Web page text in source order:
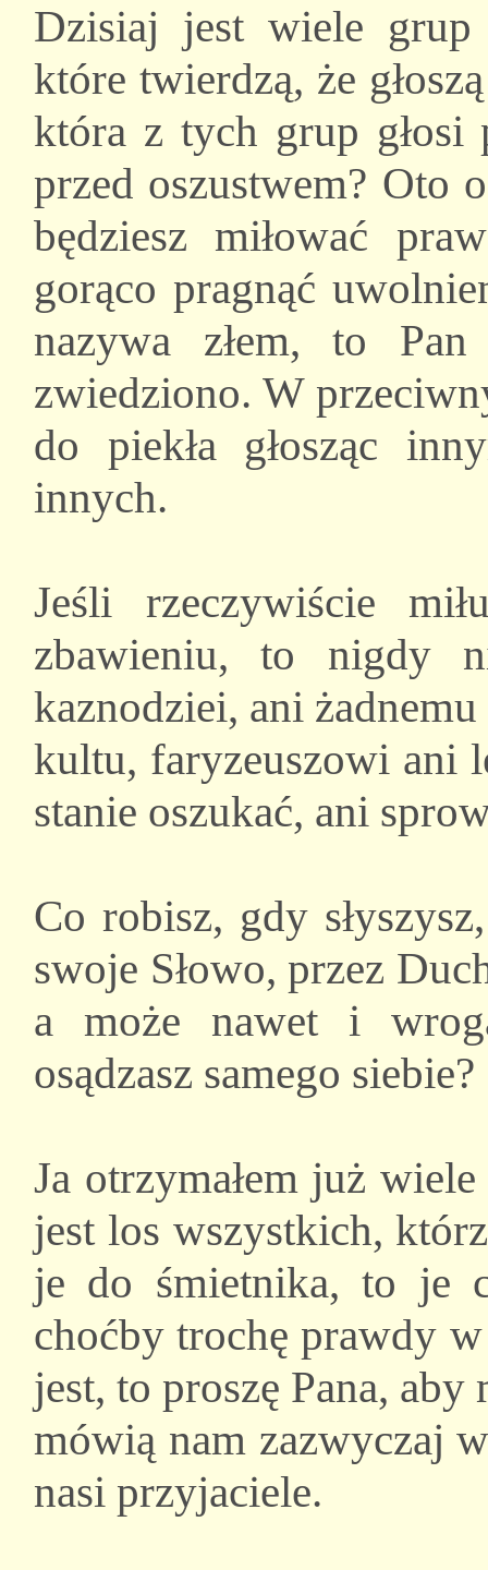
Dzisiaj jest wiele
które twierdzą, że
która z tych grup głosi
przed oszustwem? Oto
będziesz miłować
gorąco pragnąć
nazywa złem, to
zwiedziono. W
do piekła głosząc
innych.
Jeśli rzeczywiście
zbawieniu, to nigdy
kaznodziei, ani
kultu, faryzeuszowi ani
stanie oszukać, ani
Co robisz, gdy
swoje Słowo, przez
a może nawet i
osądzasz samego siebie?
Ja otrzymałem już
jest los wszystkich,
je do śmietnika, to je
choćby trochę prawdy
jest, to proszę Pana,
mówią nam zazwyczaj
nasi przyjaciele.